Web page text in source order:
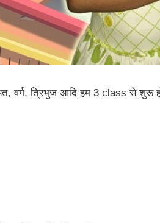
वर्ग, त्रिभुज आदि हम 3 class से शुरू